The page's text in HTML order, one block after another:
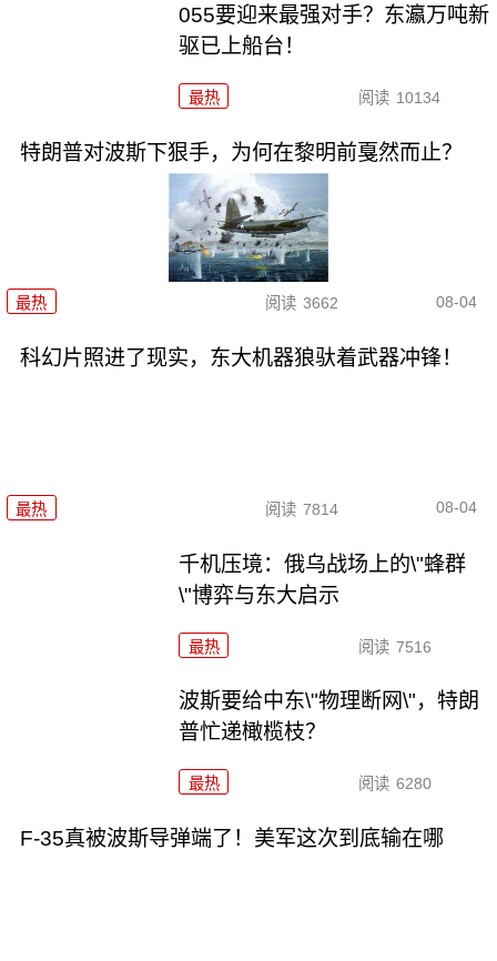
055要迎来最强对手？东瀛万吨新
驱已上船台！
最热 阅读 10134
特朗普对波斯下狠手，为何在黎明前戛然而止？
最热 阅读 3662 08-04
科幻片照进了现实，东大机器狼驮着武器冲锋！
最热 阅读 7814 08-04
千机压境：俄乌战场上的\"蜂群
\"博弈与东大启示
最热 阅读 7516
波斯要给中东\"物理断网\"，特朗
普忙递橄榄枝？
最热 阅读 6280
F-35真被波斯导弹端了！美军这次到底输在哪